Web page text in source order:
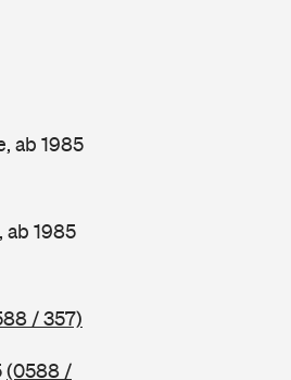
ab 1985
ab 1985
/ 357)
(0588 /